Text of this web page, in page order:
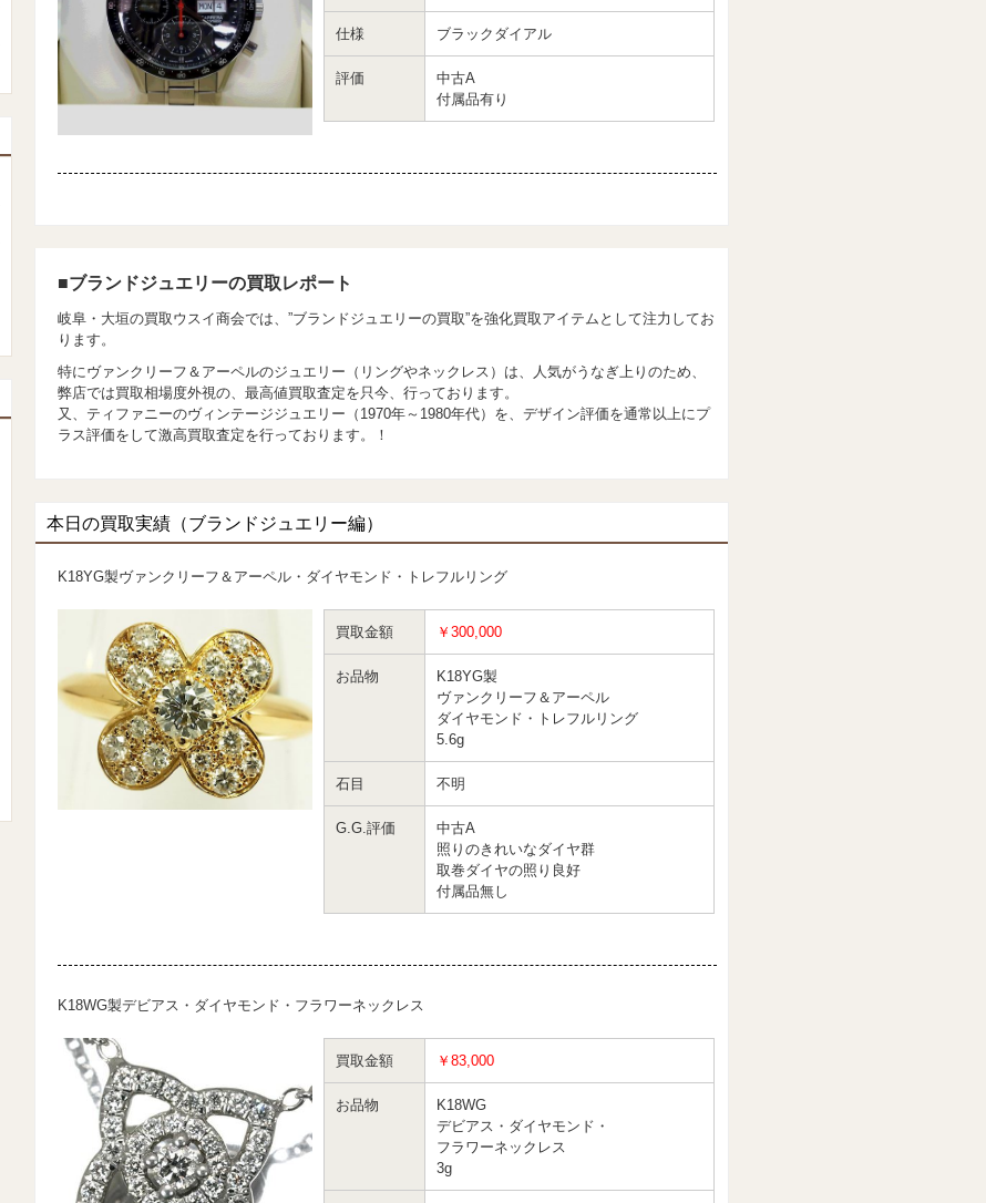
仕様 ブラックダイアル
評価
中古A
付属品有り
■ブランドジュエリーの買取レポート
岐阜・大垣の買取ウスイ商会では、”ブランドジュエリーの買取”を強化買取アイテムとして注力してお
ります。
特にヴァンクリーフ＆アーペルのジュエリー（リングやネックレス）は、人気がうなぎ上りのため、
弊店では買取相場度外視の、最高値買取査定を只今、行っております。
又、ティファニーのヴィンテージジュエリー（1970年～1980年代）を、デザイン評価を通常以上にプ
ラス評価をして激高買取査定を行っております。！
本日の買取実績（ブランドジュエリー編）
K18YG製ヴァンクリーフ＆アーペル・ダイヤモンド・トレフルリング
買取金額 ￥300,000
お品物
K18YG製
ヴァンクリーフ＆アーペル
ダイヤモンド・トレフルリング
5.6g
石目 不明
G.G.評価
中古A
照りのきれいなダイヤ群
取巻ダイヤの照り良好
付属品無し
K18WG製デビアス・ダイヤモンド・フラワーネックレス
買取金額 ￥83,000
お品物
K18WG
デビアス・ダイヤモンド・
フラワーネックレス
3g